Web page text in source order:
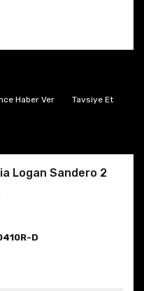
Haber Ver Tavsiye Et
Logan Sandero 2
D